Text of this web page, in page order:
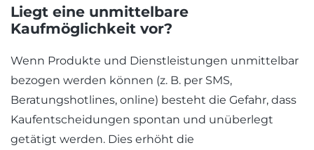
Liegt eine unmittelbare
Kaufmöglichkeit vor?
Wenn Produkte und Dienstleistungen unmittelbar
bezogen werden können (z. B. per SMS,
Beratungshotlines, online) besteht die Gefahr, dass
Kaufentscheidungen spontan und unüberlegt
getätigt werden. Dies erhöht die